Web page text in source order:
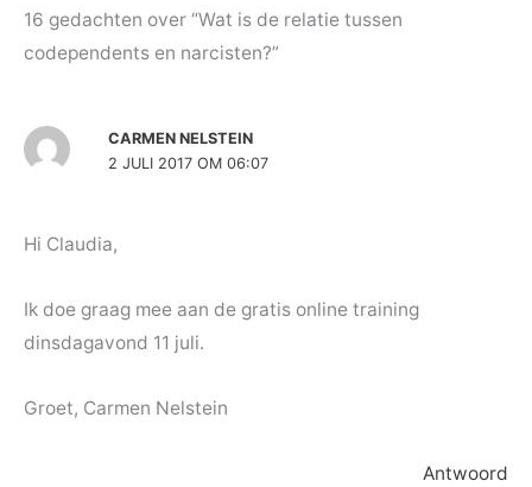
16 gedachten over “Wat is de relatie tussen
codependents en narcisten?”
CARMEN NELSTEIN
2 JULI 2017 OM 06:07
Hi Claudia,
Ik doe graag mee aan de gratis online training
dinsdagavond 11 juli.
Groet, Carmen Nelstein
Antwoord